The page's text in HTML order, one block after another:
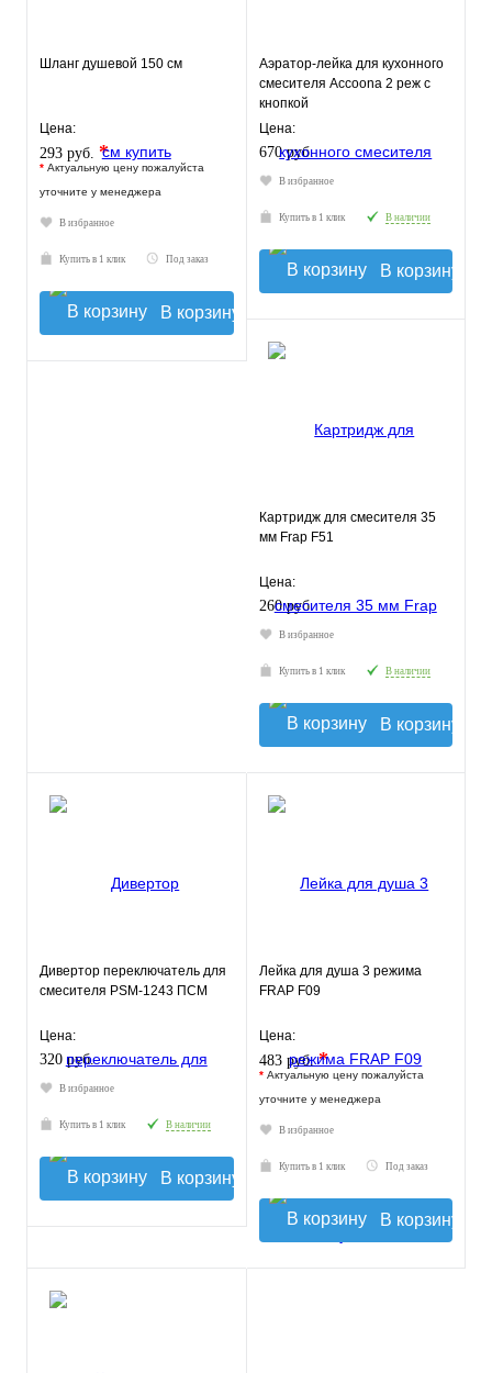
Шланг душевой 150 см
Цена:
293 руб. *
* Актуальную цену пожалуйста
уточните у менеджера
В избранное
Купить в 1 клик Под заказ
В корзину
Аэратор-лейка для кухонного
смесителя Accoona 2 реж с
кнопкой
Цена:
670 руб.
В избранное
Купить в 1 клик В наличии
В корзину
Картридж для смесителя 35
мм Frap F51
Цена:
260 руб.
В избранное
Купить в 1 клик В наличии
В корзину
Дивертор переключатель для
смесителя PSM-1243 ПСМ
Цена:
320 руб.
В избранное
Купить в 1 клик В наличии
В корзину
Лейка для душа 3 режима
FRAP F09
Цена:
483 руб.*
* Актуальную цену пожалуйста
уточните у менеджера
В избранное
Купить в 1 клик Под заказ
В корзину